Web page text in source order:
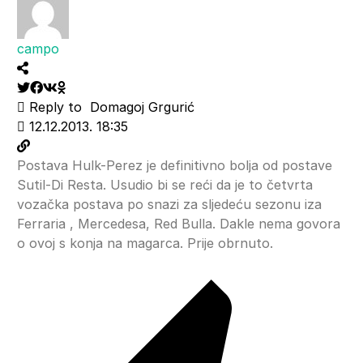
campo
Reply to Domagoj Grgurić
12.12.2013. 18:35
Postava Hulk-Perez je definitivno bolja od postave
Sutil-Di Resta. Usudio bi se reći da je to četvrta
vozačka postava po snazi za sljedeću sezonu iza
Ferraria , Mercedesa, Red Bulla. Dakle nema govora
o ovoj s konja na magarca. Prije obrnuto.